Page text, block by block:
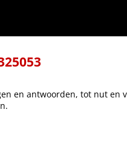
eene eenvoudige wijze
en antwoorden, tot nut